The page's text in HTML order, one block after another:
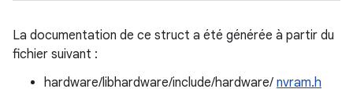
La documentation de ce struct a été générée à partir du
fichier suivant :
hardware/libhardware/include/hardware/ nvram.h